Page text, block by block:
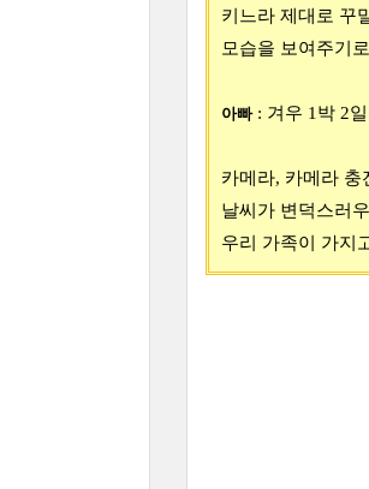
키느라 제대로 꾸
모습을 보여주기
아빠: 겨우 1박 2
카메라, 카메라 충
날씨가 변덕스러
우리 가족이 가지